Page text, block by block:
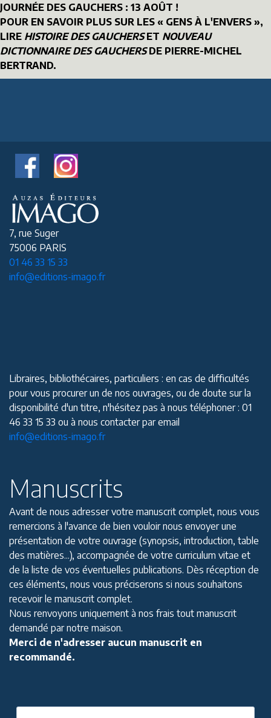
JOURNÉE DES GAUCHERS : 13 AOÛT !
POUR EN SAVOIR PLUS SUR LES « GENS À L'ENVERS »,
LIRE HISTOIRE DES GAUCHERSET NOUVEAU
DICTIONNAIRE DES GAUCHERSDE PIERRE-MICHEL
BERTRAND.
7, rue Suger
75006 PARIS
01 46 33 15 33
info@editions-imago.fr
Libraires, bibliothécaires, particuliers : en cas de difficultés
pour vous procurer un de nos ouvrages, ou de doute sur la
disponibilité d'un titre, n'hésitez pas à nous téléphoner : 01
46 33 15 33 ou à nous contacter par email
info@editions-imago.fr
Manuscrits
Avant de nous adresser votre manuscrit complet, nous vous
remercions à l'avance de bien vouloir nous envoyer une
présentation de votre ouvrage (synopsis, introduction, table
des matières...), accompagnée de votre curriculum vitae et
de la liste de vos éventuelles publications. Dès réception de
ces éléments, nous vous préciserons si nous souhaitons
recevoir le manuscrit complet.
Nous renvoyons uniquement à nos frais tout manuscrit
demandé par notre maison.
Merci de n'adresser aucun manuscrit en
recommandé.